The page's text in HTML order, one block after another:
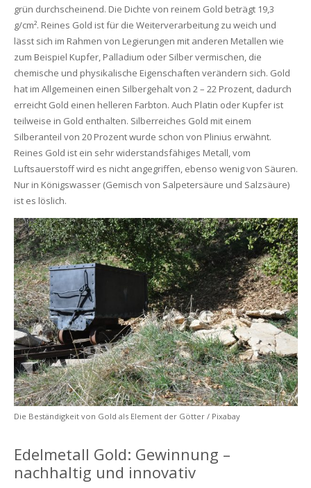
grün durchscheinend. Die Dichte von reinem Gold beträgt 19,3
g/cm². Reines Gold ist für die Weiterverarbeitung zu weich und
lässt sich im Rahmen von Legierungen mit anderen Metallen wie
zum Beispiel Kupfer, Palladium oder Silber vermischen, die
chemische und physikalische Eigenschaften verändern sich. Gold
hat im Allgemeinen einen Silbergehalt von 2 – 22 Prozent, dadurch
erreicht Gold einen helleren Farbton. Auch Platin oder Kupfer ist
teilweise in Gold enthalten. Silberreiches Gold mit einem
Silberanteil von 20 Prozent wurde schon von Plinius erwähnt.
Reines Gold ist ein sehr widerstandsfähiges Metall, vom
Luftsauerstoff wird es nicht angegriffen, ebenso wenig von Säuren.
Nur in Königswasser (Gemisch von Salpetersäure und Salzsäure)
ist es löslich.
Die Beständigkeit von Gold als Element der Götter / Pixabay
Edelmetall Gold: Gewinnung –
nachhaltig und innovativ